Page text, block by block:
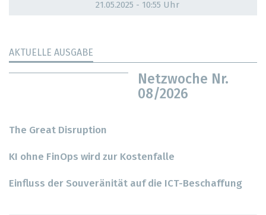
21.05.2025 - 10:55 Uhr
AKTUELLE AUSGABE
Netzwoche Nr.
08/2026
The Great Disruption
KI ohne FinOps wird zur Kostenfalle
Einfluss der Souveränität auf die ICT-Beschaffung